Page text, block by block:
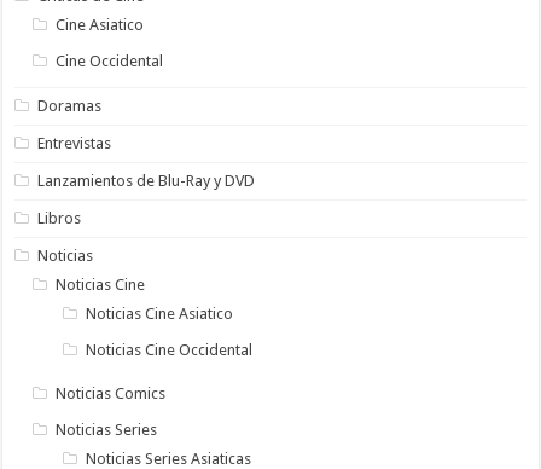
Cine Asiatico
Cine Occidental
Doramas
Entrevistas
Lanzamientos de Blu-Ray y DVD
Libros
Noticias
Noticias Cine
Noticias Cine Asiatico
Noticias Cine Occidental
Noticias Comics
Noticias Series
Noticias Series Asiaticas